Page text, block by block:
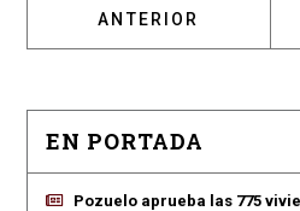
ARTÍCULO
ANTERIOR
EN PORTADA
Pozuelo aprueba las 775